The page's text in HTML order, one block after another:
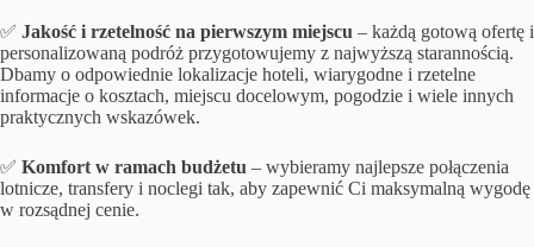
✅ Jakość i rzetelność na pierwszym miejscu – każdą gotową ofertę i
personalizowaną podróż przygotowujemy z najwyższą starannością.
Dbamy o odpowiednie lokalizacje hoteli, wiarygodne i rzetelne
informacje o kosztach, miejscu docelowym, pogodzie i wiele innych
praktycznych wskazówek.
✅ Komfort w ramach budżetu – wybieramy najlepsze połączenia
lotnicze, transfery i noclegi tak, aby zapewnić Ci maksymalną wygodę
w rozsądnej cenie.